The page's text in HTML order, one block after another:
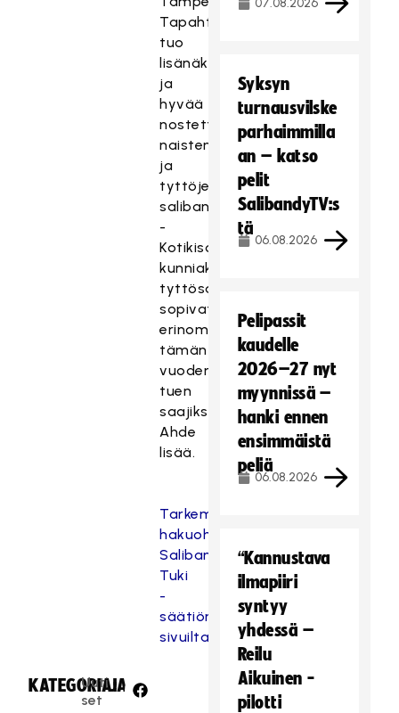
Tapahtuma
tuo
lisänäkyvyyttä
ja
hyvää
nostetta
naisten
ja
tyttöjen
salibandylle.
-
Kotikisojenkin
kunniaksi
tyttösalibandyhankkeet
sopivat
erinomaisesti
tämän
vuoden
tuen
saajiksi,
Ahde
lisää.
Tarkemmat
hakuohjeet
Salibandyn
Tuki
-
säätiön
sivuilta.
KATEGORIA:
Uuti
set
JAA:
07.08.2026
Syksyn
turnausvilske
parhaimmilla
an – katso
pelit
SalibandyTV:s
tä
06.08.2026
Pelipassit
kaudelle
2026–27 nyt
myynnissä –
hanki ennen
ensimmäistä
peliä
06.08.2026
“Kannustava
ilmapiiri
syntyy
yhdessä –
Reilu
Aikuinen -
pilotti